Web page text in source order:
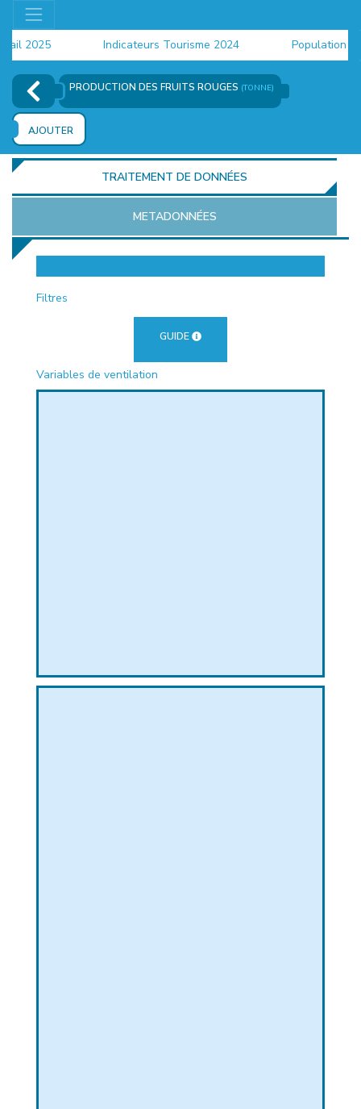
2025 Indicateurs Tourisme 2024 Population 2024
PRODUCTION DES FRUITS ROUGES (TONNE)
AJOUTER
TRAITEMENT DE DONNÉES
METADONNÉES
Filtres
GUIDE
Variables de ventilation